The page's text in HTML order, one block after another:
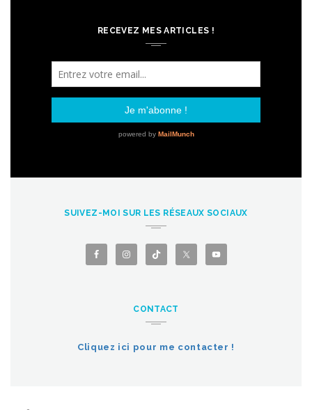
RECEVEZ MES ARTICLES !
SUIVEZ-MOI SUR LES RÉSEAUX SOCIAUX
CONTACT
Cliquez ici pour me contacter !